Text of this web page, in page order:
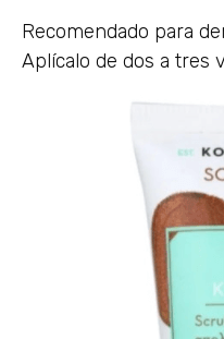
Recomendado para
Aplícalo de dos a tres